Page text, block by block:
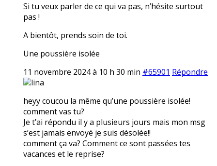
Si tu veux parler de ce qui va pas, n’hésite surtout
pas !
A bientôt, prends soin de toi.
Une poussière isolée
11 novembre 2024 à 10 h 30 min #65901 Répondre
lina
heyy coucou la même qu’une poussière isolée!
comment vas tu?
Je t’ai répondu il y a plusieurs jours mais mon msg
s’est jamais envoyé je suis désolée!!
comment ça va? Comment ce sont passées tes
vacances et le reprise?